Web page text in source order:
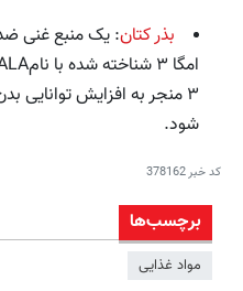
بذر کتان: یک منبع غنی
۳ منجر به افزایش
شود.
کد خبر378162
برچسب‌ها
مواد غذایی